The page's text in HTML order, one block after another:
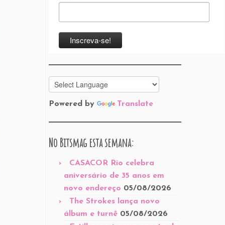
Powered by Translate
No Bitsmag esta semana:
CASACOR Rio celebra
aniversário de 35 anos em
novo endereço 05/08/2026
The Strokes lança novo
álbum e turnê 05/08/2026